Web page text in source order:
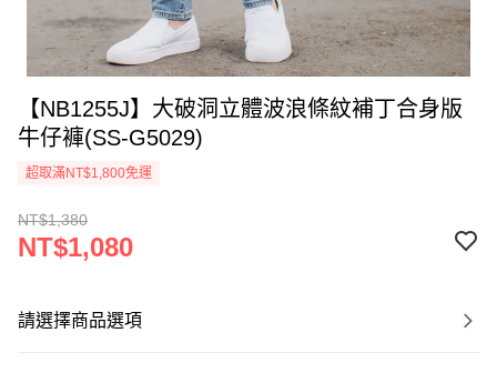
【NB1255J】大破洞立體波浪條紋補丁合身版
牛仔褲(SS-G5029)
超取滿NT$1,800免運
NT$1,380
NT$1,080
請選擇商品選項